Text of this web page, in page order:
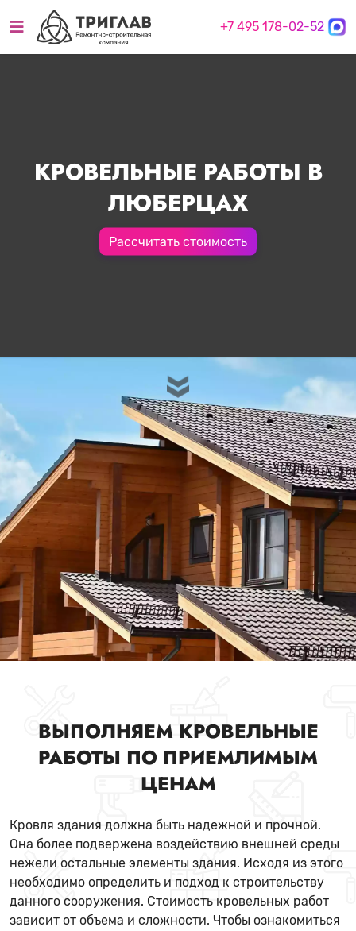
+7 495 178-02-52
КРОВЕЛЬНЫЕ РАБОТЫ В
ЛЮБЕРЦАХ
Рассчитать стоимость
ВЫПОЛНЯЕМ КРОВЕЛЬНЫЕ
РАБОТЫ ПО ПРИЕМЛИМЫМ
ЦЕНАМ
Кровля здания должна быть надежной и прочной.
Она более подвержена воздействию внешней среды
нежели остальные элементы здания. Исходя из этого
необходимо определить и подход к строительству
данного сооружения. Стоимость кровельных работ
зависит от объема и сложности. Чтобы ознакомиться